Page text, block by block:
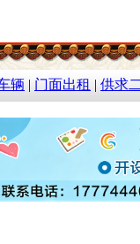
辆 | 门面出租 | 供求